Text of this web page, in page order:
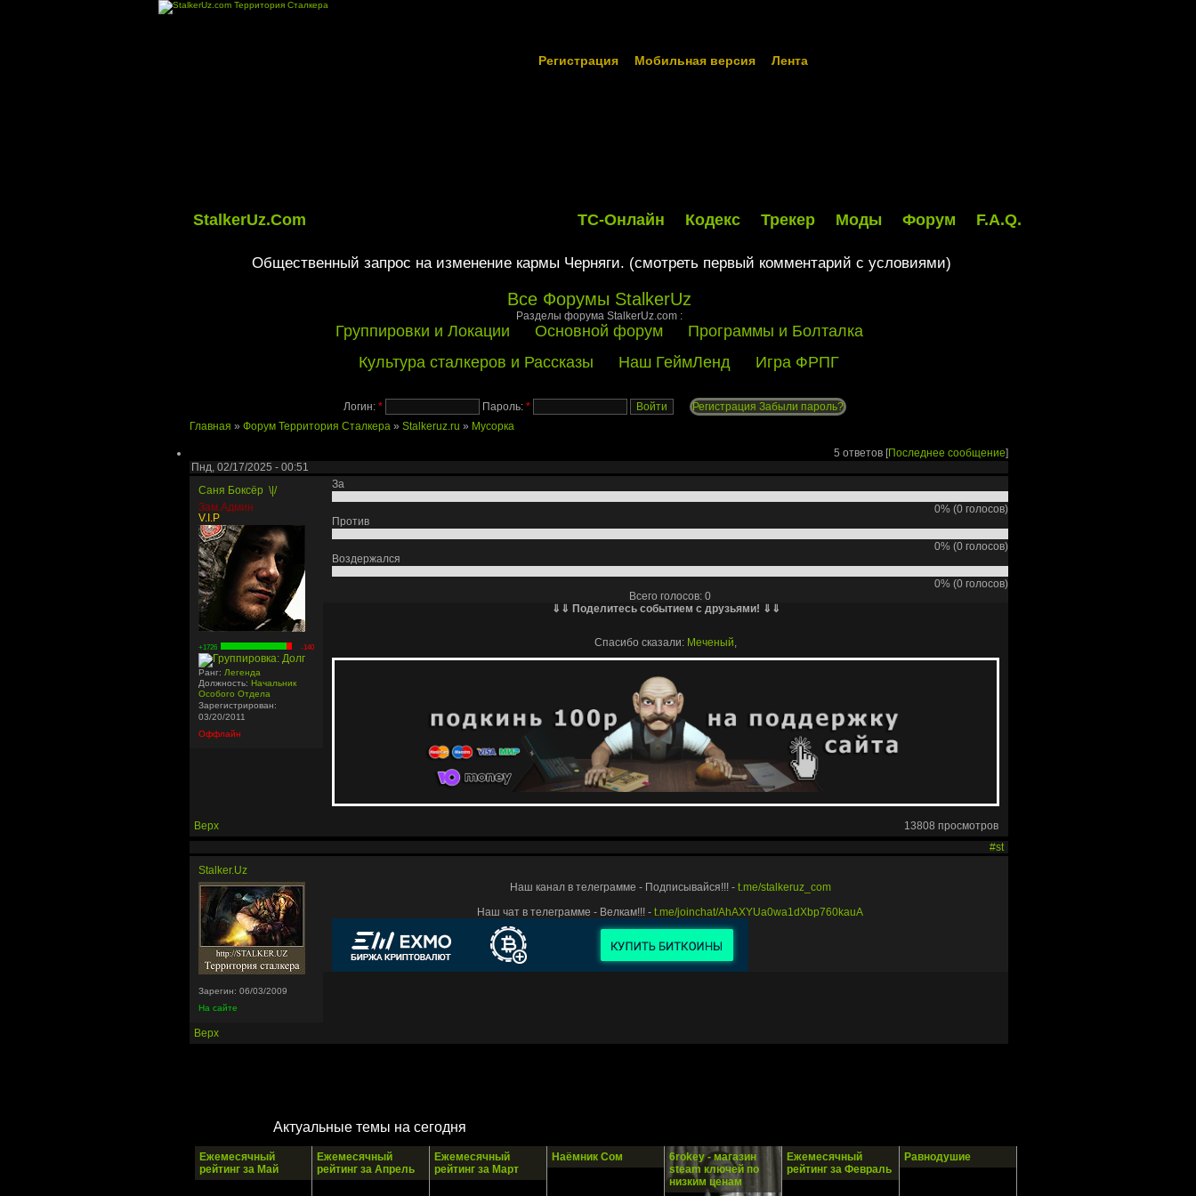
Регистрация Мобильная версия Лента
StalkerUz.Com ТС-Онлайн Кодекс Трекер Моды Форум F.A.Q.
Общественный запрос на изменение кармы Черняги. (смотреть первый комментарий с условиями)
Все Форумы StalkerUz
Разделы форума StalkerUz.com :
Группировки и Локации Основной форум
Программы и Болталка
Культура сталкеров и Рассказы
Наш ГеймЛенд Игра ФРПГ
Логин: * Пароль: * Регистрация Забыли пароль?
Главная » Форум Территория Сталкера » Stalkeruz.ru » Мусорка
5 ответов [Последнее сообщение]
Пнд, 02/17/2025 - 00:51
Саня Боксёр \|/
Зам.Админ
V.I.P
+1726 -140
Ранг: Легенда
Должность: Начальник
Особого Отдела
Зарегистрирован:
03/20/2011
Оффлайн
За
0% (0 голосов)
Против
0% (0 голосов)
Воздержался
0% (0 голосов)
Всего голосов: 0
⇓⇓ Поделитесь событием с друзьями! ⇓⇓
Спасибо сказали: Меченый,
Верх
13808 просмотров
#st
Stalker.Uz
Зарегин: 06/03/2009
На сайте
Наш канал в телеграмме - Подписывайся!!! - t.me/stalkeruz_com
Наш чат в телеграмме - Велкам!!! - t.me/joinchat/AhAXYUa0wa1dXbp760kauA
Верх
Актуальные темы на сегодня
Ежемесячный
рейтинг за Май
Ежемесячный
рейтинг за Апрель
Ежемесячный
рейтинг за Март
Наёмник Сом
6rokey - магазин
steam ключей по
низким ценам
Ежемесячный
рейтинг за Февраль
Равнодушие